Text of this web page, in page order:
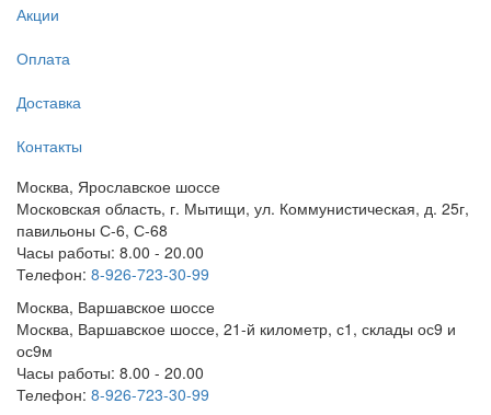
Акции
Оплата
Доставка
Контакты
Москва, Ярославское шоссе
Московская область, г. Мытищи, ул. Коммунистическая, д. 25г,
павильоны С-6, С-68
Часы работы: 8.00 - 20.00
Телефон: 8-926-723-30-99
Москва, Варшавское шоссе
Москва, Варшавское шоссе, 21-й километр, с1, склады ос9 и
ос9м
Часы работы: 8.00 - 20.00
Телефон: 8-926-723-30-99